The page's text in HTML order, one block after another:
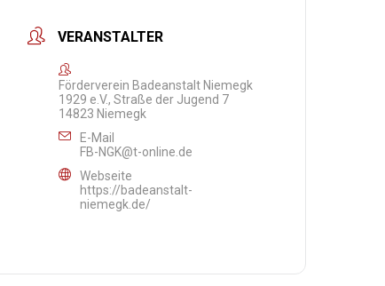
VERANSTALTER
Förderverein Badeanstalt Niemegk
1929 e.V., Straße der Jugend 7
14823 Niemegk
E-Mail
FB-NGK@t-online.de
Webseite
https://badeanstalt-
niemegk.de/